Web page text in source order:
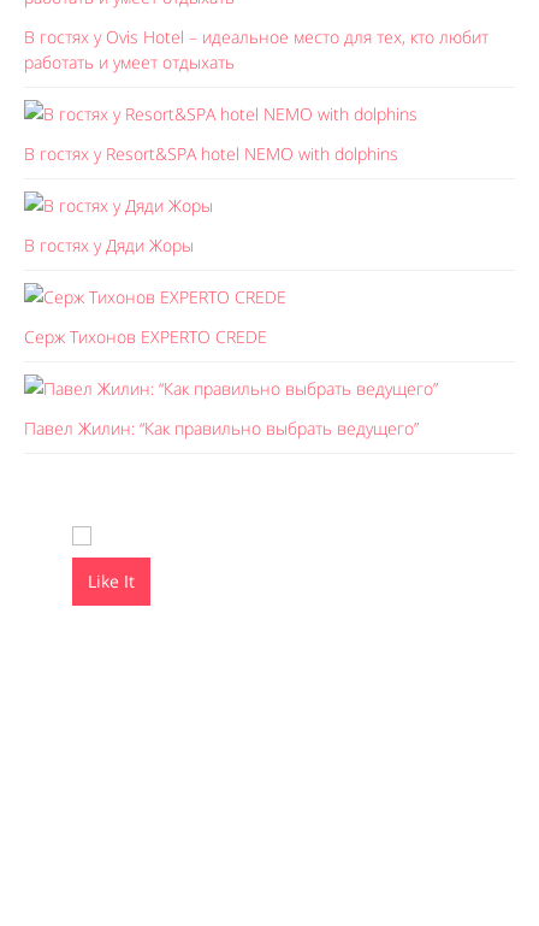
В гостях у Ovis Hotel – идеальное место для тех, кто любит
работать и умеет отдыхать
В гостях у Resort&SPA hotel NEMO with dolphins
В гостях у Дяди Жоры
Серж Тихонов EXPERTO CREDE
Павел Жилин: “Как правильно выбрать ведущего”
Like It